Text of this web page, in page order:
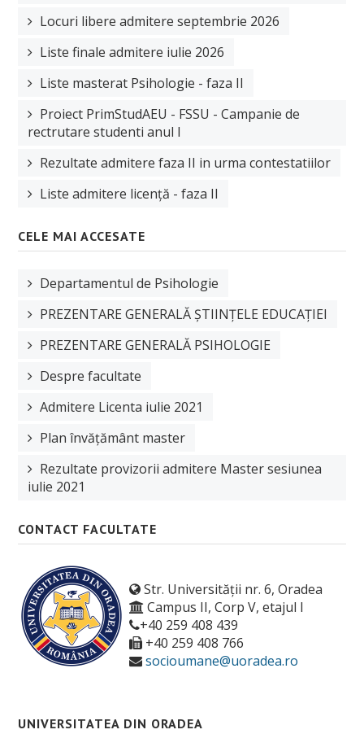
Locuri libere admitere septembrie 2026
Liste finale admitere iulie 2026
Liste masterat Psihologie - faza II
Proiect PrimStudAEU - FSSU - Campanie de
rectrutare studenti anul I
Rezultate admitere faza II in urma contestatiilor
Liste admitere licență - faza II
CELE MAI ACCESATE
Departamentul de Psihologie
PREZENTARE GENERALĂ ȘTIINȚELE EDUCAȚIEI
PREZENTARE GENERALĂ PSIHOLOGIE
Despre facultate
Admitere Licenta iulie 2021
Plan învățământ master
Rezultate provizorii admitere Master sesiunea
iulie 2021
CONTACT FACULTATE
Str. Universității nr. 6, Oradea
Campus II, Corp V, etajul I
+40 259 408 439
+40 259 408 766
socioumane@uoradea.ro
UNIVERSITATEA DIN ORADEA